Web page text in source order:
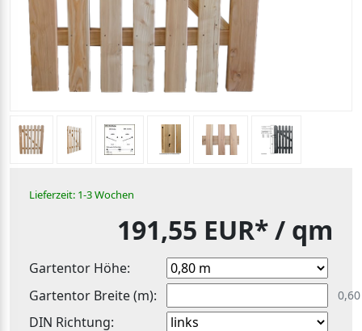
Lieferzeit: 1-3 Wochen
191,55 EUR*/ qm
Gartentor Höhe:
Gartentor Breite (m):
DIN Richtung: